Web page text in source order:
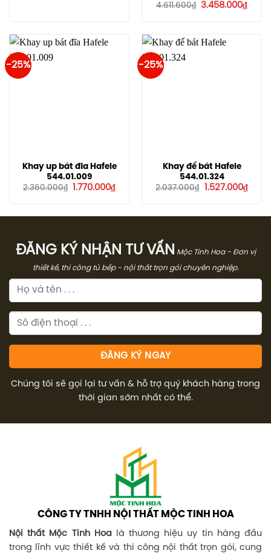
4.611.600₫ Giá
3.458.000₫Giá
-25%
Khay up bát đĩa Hafele
544.01.009
2.360.000₫ Giá
1.770.000₫Giá
1.770.000₫.
-25%
Khay để bát Hafele
544.01.324
2.037.000₫
Giá
1.527.000₫Giá
ĐĂNG KÝ NHẬN TƯ VẤN
Mộc Tinh Hoa - Đơn vị
thiết kế, thi công tủ bếp - nội thất trọn gói chuyên nghiệp.
Chúng tôi sẽ gọi lại tư vấn & hỗ trợ quý khách hàng trong
thời gian sớm nhất có thể.
CÔNG TY TNHH NỘI THẤT MỘC TINH HOA
Nội thất Mộc Tinh Hoalà thương hiệu uy tín hàng đầu
trong lĩnh vực thiết kế và thi công nội thất trọn gói, cung